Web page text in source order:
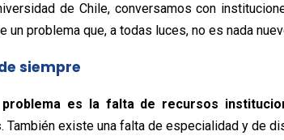
de Chile, conversamos con
un problema que, a todas luces, no es nada
siempre
es la falta de recursos
. También existe una falta de especialidad y de